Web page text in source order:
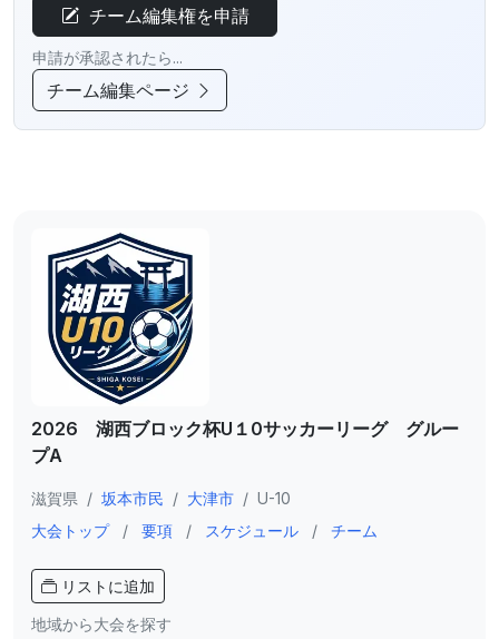
チーム編集権を申請
申請が承認されたら...
チーム編集ページ
2026 湖西ブロック杯U１0サッカーリーグ グルー
プA
滋賀県 / 坂本市民 / 大津市 / U-10
大会トップ
/ 要項 / スケジュール / チーム
リストに追加
地域から大会を探す